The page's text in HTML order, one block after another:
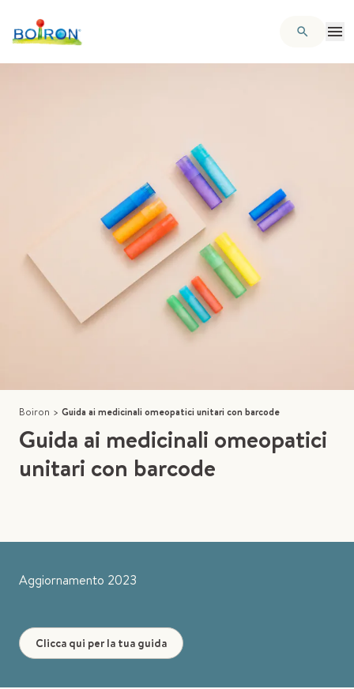
Boiron > Guida ai medicinali omeopatici unitari con barcode
Guida ai medicinali omeopatici
unitari con barcode
Aggiornamento 2023
Clicca qui per la tua guida